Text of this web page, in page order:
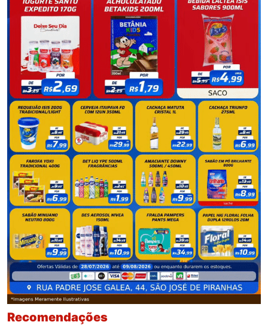
Recomendações